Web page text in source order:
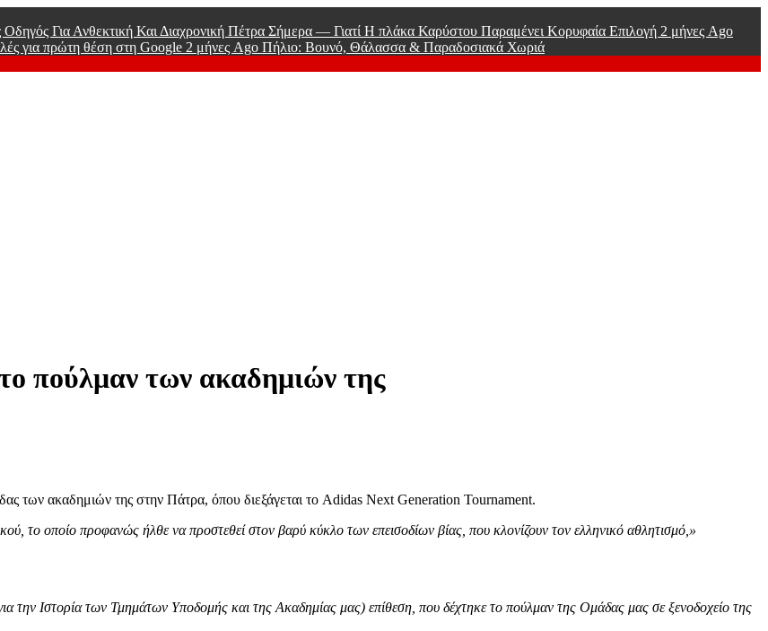
Για Ανθεκτική Και Διαχρονική Πέτρα Σήμερα — Γιατί Η πλάκα Καρύστου Παραμένει Κορυφαία Επιλογή 2 μήνες Ago
για πρώτη θέση στη Google 2 μήνες Ago Πήλιο: Βουνό, Θάλασσα & Παραδοσιακά Χωριά
πούλμαν των ακαδημιών της
των ακαδημιών της στην Πάτρα, όπου διεξάγεται το Adidas Next Generation Tournament.
το οποίο προφανώς ήλθε να προστεθεί στον βαρύ κύκλο των επεισοδίων βίας, που κλονίζουν τον ελληνικό αθλητισμό,»
την Ιστορία των Τμημάτων Υποδομής και της Ακαδημίας μας) επίθεση, που δέχτηκε το πούλμαν της Ομάδας μας σε ξενοδοχείο της